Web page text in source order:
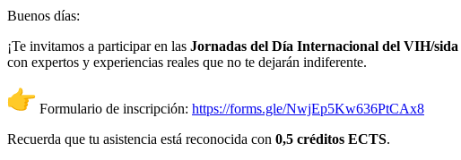
Buenos días:
¡Te invitamos a participar en las Jornadas del Día Internacional del VIH/sida
con expertos y experiencias reales que no te dejarán indiferente.
Formulario de inscripción: https://forms.gle/NwjEp5Kw636PtCAx8
Recuerda que tu asistencia está reconocida con 0,5 créditos ECTS.